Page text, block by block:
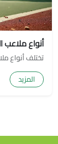
أنواع
تختلف أنواع
المزيد